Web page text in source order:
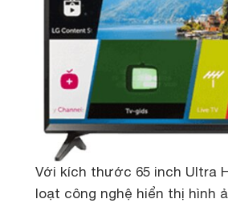
Với kích thước 65 inch Ultra
loạt công nghệ hiển thị hình